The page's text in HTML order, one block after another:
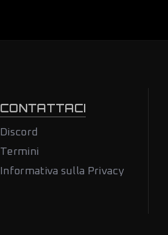
CONTATTACI
Discord
Termini
Informativa sulla Privacy